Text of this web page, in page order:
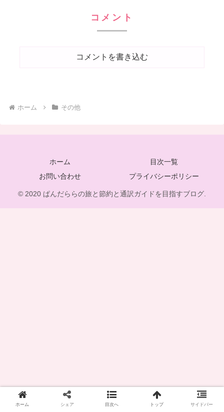
コメント
コメントを書き込む
ホーム その他
ホーム
目次一覧
お問い合わせ
プライバシーポリシー
© 2020 ぱんだららの旅と節約と通訳ガイドを目指すブログ.
ホーム シェア 目次へ トップ サイドバー